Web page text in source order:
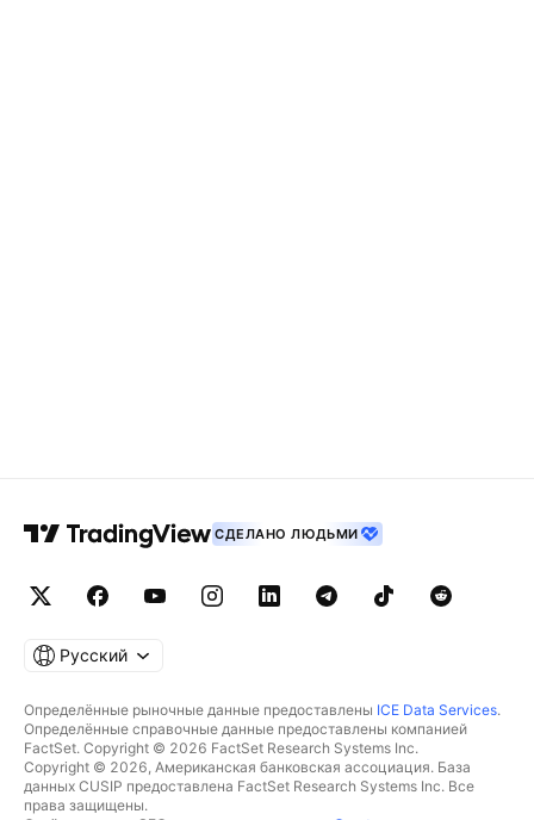
СДЕЛАНО ЛЮДЬМИ
Русский
Определённые рыночные данные предоставлены ICE Data Services.
Определённые справочные данные предоставлены компанией
FactSet. Copyright © 2026 FactSet Research Systems Inc.
Copyright © 2026, Американская банковская ассоциация. База
данных CUSIP предоставлена FactSet Research Systems Inc. Все
права защищены.